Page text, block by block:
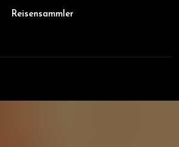
Reisensammler
Button